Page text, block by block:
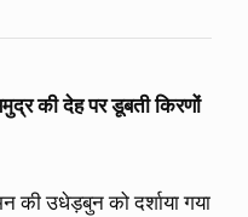
की देह पर डूबती किरणों
की उधेड़बुन को दर्शाया गया